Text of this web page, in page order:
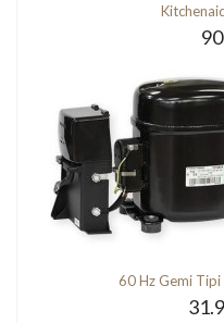
60 Hz Gemi Tipi